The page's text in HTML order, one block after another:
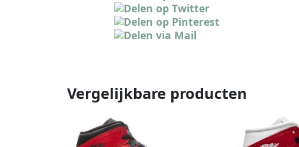
Vergelijkbare producten